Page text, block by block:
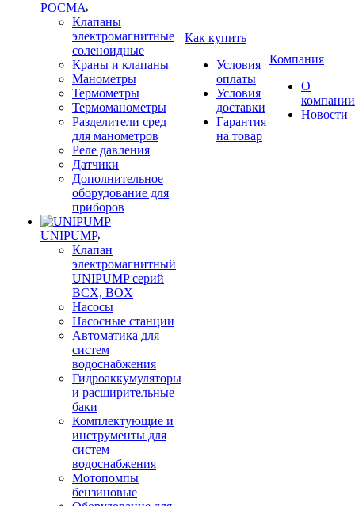
РОСМА
Клапаны
электромагнитные
соленоидные
Краны и клапаны
Манометры
Термометры
Термоманометры
Разделители сред
для манометров
Реле давления
Датчики
Дополнительное
оборудование для
приборов
UNIPUMP
Клапан
электромагнитный
UNIPUMP серий
BCX, BOX
Насосы
Насосные станции
Автоматика для
систем
водоснабжения
Гидроаккумуляторы
и расширительные
баки
Комплектующие и
инструменты для
систем
водоснабжения
Мотопомпы
бензиновые
Как купить
Условия
оплаты
Условия
доставки
Гарантия
на товар
Компания
О
компании
Новости